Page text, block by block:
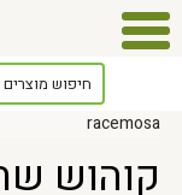
racemosa
קוהוש